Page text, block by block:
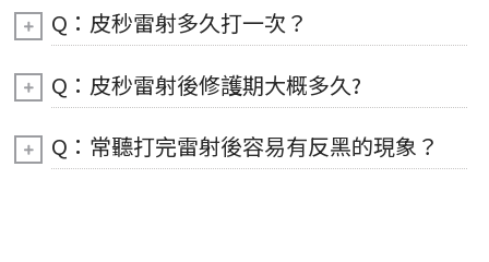
Q：皮秒雷射多久打一次？
Q：皮秒雷射後修護期大概多久?
Q：常聽打完雷射後容易有反黑的現象？